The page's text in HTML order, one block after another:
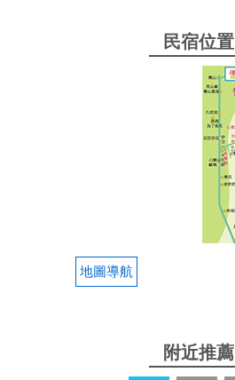
民宿位置
地圖導航
附近推薦